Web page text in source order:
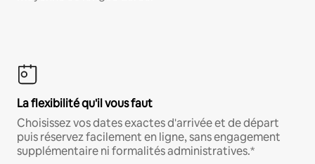
La flexibilité qu'il vous faut
Choisissez vos dates exactes d'arrivée et de départ
puis réservez facilement en ligne, sans engagement
supplémentaire ni formalités administratives.*